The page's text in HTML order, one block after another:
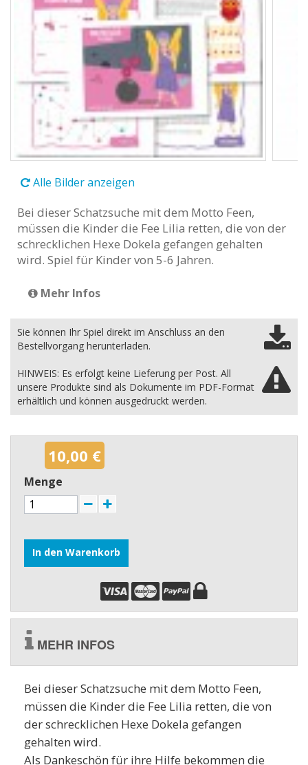
Alle Bilder anzeigen
Bei dieser Schatzsuche mit dem Motto Feen,
müssen die Kinder die Fee Lilia retten, die von der
schrecklichen Hexe Dokela gefangen gehalten
wird. Spiel für Kinder von 5-6 Jahren.
Mehr Infos
Sie können Ihr Spiel direkt im Anschluss an den
Bestellvorgang herunterladen.
HINWEIS: Es erfolgt keine Lieferung per Post. All
unsere Produkte sind als Dokumente im PDF-Format
erhältlich und können ausgedruckt werden.
10,00 €
Menge
In den Warenkorb
MEHR INFOS
Bei dieser Schatzsuche mit dem Motto Feen,
müssen die Kinder die Fee Lilia retten, die von
der schrecklichen Hexe Dokela gefangen
gehalten wird.
Als Dankeschön für ihre Hilfe bekommen die